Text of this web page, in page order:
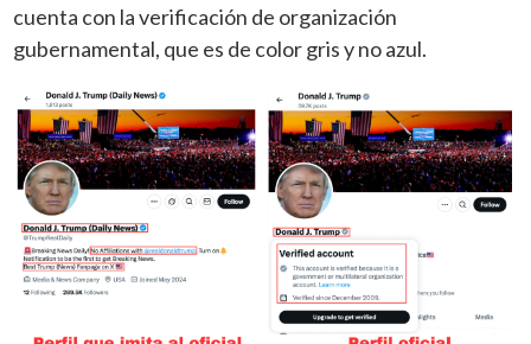
cuenta con la verificación de organización
gubernamental, que es de color gris y no azul.